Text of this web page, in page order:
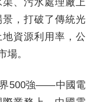
，打破了傳統光
資源利用率，公
場。
500強——中國電